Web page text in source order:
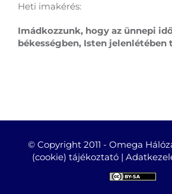
Heti imakérés:
Imádkozzunk, hogy az ünnepi
békességben, Isten jelenlétében
© Copyright 2011 - Omega
(cookie) tájékoztató|